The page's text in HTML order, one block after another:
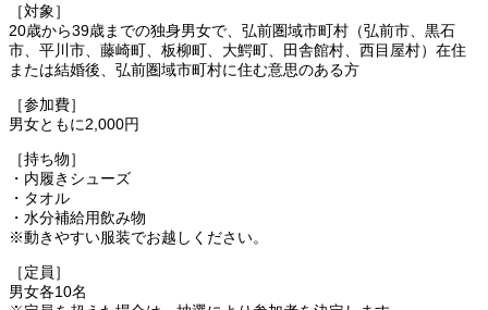
［対象］
20歳から39歳までの独身男女で、弘前圏域市町村（弘前市、黒石
市、平川市、藤崎町、板柳町、大鰐町、田舎館村、西目屋村）在住
または結婚後、弘前圏域市町村に住む意思のある方
［参加費］
男女ともに2,000円
［持ち物］
・内履きシューズ
・タオル
・水分補給用飲み物
※動きやすい服装でお越しください。
［定員］
男女各10名